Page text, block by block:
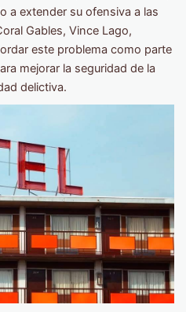
a extender su ofensiva a las
Gables, Vince Lago,
este problema como parte
mejorar la seguridad de la
delictiva.